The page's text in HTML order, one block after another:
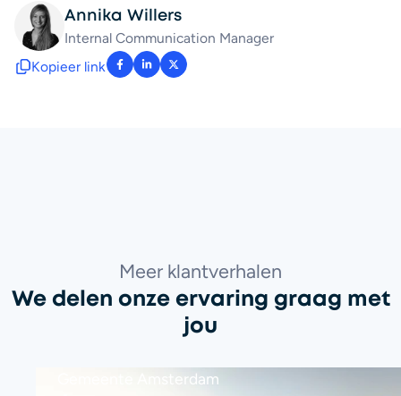
Annika Willers
Internal Communication Manager
Kopieer link
: facebook-f
: linkedin-in
: x-twitter
We delen onze ervaring graag met
jou
Meer klantverhalen
Gemeente Amsterdam